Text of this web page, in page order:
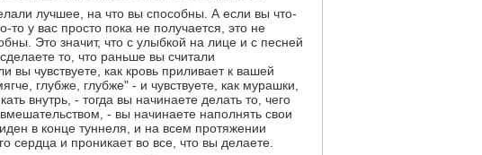
лучшее, на что вы способны. А если вы что-
то у вас просто пока не получается, это не
Это значит, что с улыбкой на лице и с песней
то, что раньше вы считали
чувствуете, как кровь приливает к вашей
глубже, глубже" - и чувствуете, как мурашки,
внутрь, - тогда вы начинаете делать то, чего
- вы начинаете наполнять свои
в конце туннеля, и на всем протяжении
сердца и проникает во все, что вы делаете.